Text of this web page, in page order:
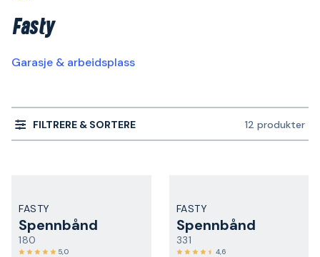
Fasty
Garasje & arbeidsplass
FILTRERE & SORTERE 12 produkter
FASTY
Spennbånd
180
5,0
FASTY
Spennbånd
331
4,6